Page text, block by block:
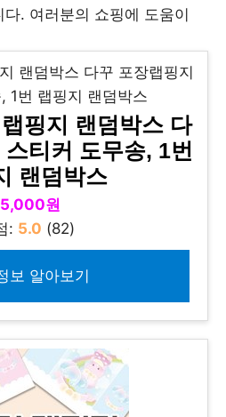
. 여러분의 쇼핑에 도움이
핑지 랜덤박스 다
티커 도무송, 1번
랜덤박스
원
: 5.0 (82)
보 알아보기